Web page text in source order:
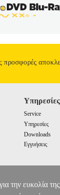
προσφορές
Υπηρεσίες
Service
Υπηρεσίες
Downloads
Εγγυήσεις
την ευκολία